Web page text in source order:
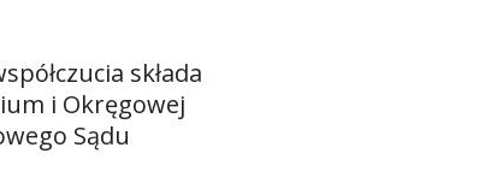
składa
i Okręgowej
Sądu